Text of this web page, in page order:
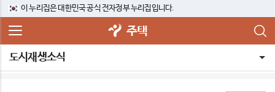
이 누리집은 대한민국 공식 전자정부 누리집입니다.
주택
도시재생소식